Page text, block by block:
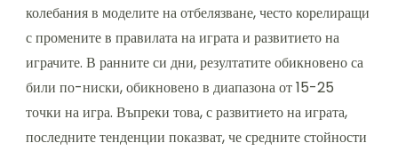
колебания в моделите на отбелязване, често корелиращи
с промените в правилата на играта и развитието на
играчите. В ранните си дни, резултатите обикновено са
били по-ниски, обикновено в диапазона от 15-25
точки на игра. Въпреки това, с развитието на играта,
последните тенденции показват, че средните стойности